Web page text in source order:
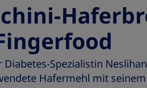
Spezialistin Neslihan
Hafermehl mit seinem